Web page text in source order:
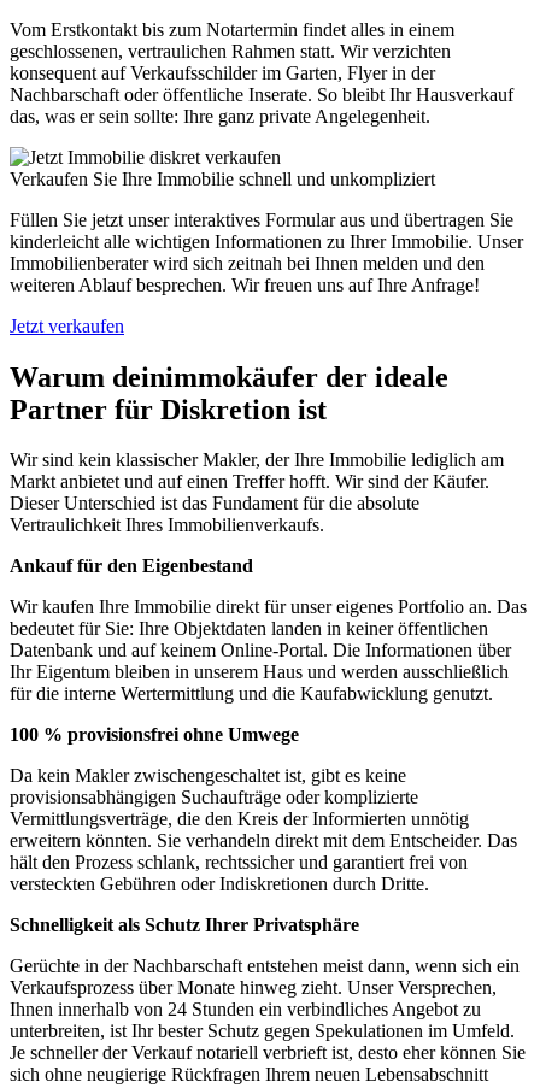
Vom Erstkontakt bis zum Notartermin findet alles in einem
geschlossenen, vertraulichen Rahmen statt. Wir verzichten
konsequent auf Verkaufsschilder im Garten, Flyer in der
Nachbarschaft oder öffentliche Inserate. So bleibt Ihr Hausverkauf
das, was er sein sollte: Ihre ganz private Angelegenheit.
Verkaufen Sie Ihre Immobilie schnell und unkompliziert
Füllen Sie jetzt unser interaktives Formular aus und übertragen Sie
kinderleicht alle wichtigen Informationen zu Ihrer Immobilie. Unser
Immobilienberater wird sich zeitnah bei Ihnen melden und den
weiteren Ablauf besprechen. Wir freuen uns auf Ihre Anfrage!
Jetzt verkaufen
Warum deinimmokäufer der ideale
Partner für Diskretion ist
Wir sind kein klassischer Makler, der Ihre Immobilie lediglich am
Markt anbietet und auf einen Treffer hofft. Wir sind der Käufer.
Dieser Unterschied ist das Fundament für die absolute
Vertraulichkeit Ihres Immobilienverkaufs.
Ankauf für den Eigenbestand
Wir kaufen Ihre Immobilie direkt für unser eigenes Portfolio an. Das
bedeutet für Sie: Ihre Objektdaten landen in keiner öffentlichen
Datenbank und auf keinem Online-Portal. Die Informationen über
Ihr Eigentum bleiben in unserem Haus und werden ausschließlich
für die interne Wertermittlung und die Kaufabwicklung genutzt.
100 % provisionsfrei ohne Umwege
Da kein Makler zwischengeschaltet ist, gibt es keine
provisionsabhängigen Suchaufträge oder komplizierte
Vermittlungsverträge, die den Kreis der Informierten unnötig
erweitern könnten. Sie verhandeln direkt mit dem Entscheider. Das
hält den Prozess schlank, rechtssicher und garantiert frei von
versteckten Gebühren oder Indiskretionen durch Dritte.
Schnelligkeit als Schutz Ihrer Privatsphäre
Gerüchte in der Nachbarschaft entstehen meist dann, wenn sich ein
Verkaufsprozess über Monate hinweg zieht. Unser Versprechen,
Ihnen innerhalb von 24 Stunden ein verbindliches Angebot zu
unterbreiten, ist Ihr bester Schutz gegen Spekulationen im Umfeld.
Je schneller der Verkauf notariell verbrieft ist, desto eher können Sie
sich ohne neugierige Rückfragen Ihrem neuen Lebensabschnitt